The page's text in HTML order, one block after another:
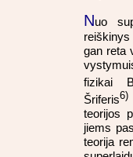
Nuo
gan reta
fizikai
Šriferis6)
teorijos
jiems
teorija